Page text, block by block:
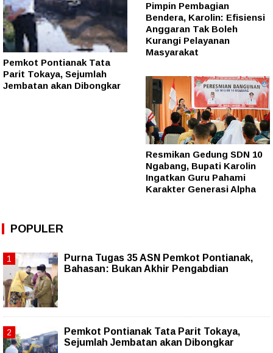
Pemkot Pontianak Tata
Parit Tokaya, Sejumlah
Jembatan akan Dibongkar
Pimpin Pembagian
Bendera, Karolin: Efisiensi
Anggaran Tak Boleh
Kurangi Pelayanan
Masyarakat
Resmikan Gedung SDN 10
Ngabang, Bupati Karolin
Ingatkan Guru Pahami
Karakter Generasi Alpha
POPULER
Purna Tugas 35 ASN Pemkot Pontianak,
Bahasan: Bukan Akhir Pengabdian
Pemkot Pontianak Tata Parit Tokaya,
Sejumlah Jembatan akan Dibongkar